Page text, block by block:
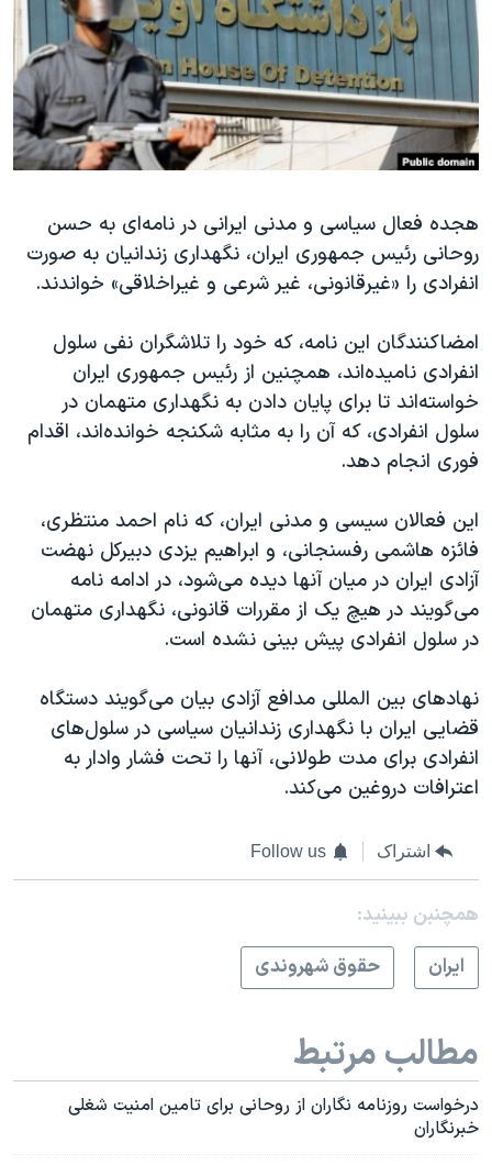
فرهنگ و زندگی
حقوق شهروندی
اقتصادی
علم و فناوری
گالری عکس
آرشیو پخش زنده
مستندها
انتخابات ریاست جمهوری آمریکا ۲۰۲۴
حمله جمهوری اسلامی به اسرائیل
رمز مهسا
اعتراضات زن، زندگی، آزادی
مجموعه مستندهای دادخواهی
تریبونال مردمی آبان ۹۸
دادگاه حمید نوری
چهل سال گروگان‌گیری
قانون شفافیت دارائی کادر رهبری ایران
اعتراضات مردمی آبان ۹۸
نرگس محمدی برنده جایزه نوبل صلح
همایش محافظه‌کاران آمریکا «سی‌پک»
صفحه‌های ویژه
سفر پرزیدنت ترامپ به چین
دنبال کنید
زبانهای مختلف
هجده فعال سیاسی و مدنی ایرانی در نامه‌‌ای به حسن
روحانی رئیس جمهوری ایران، نگهداری زندانیان به صورت
انفرادی را «غیرقانونی، غیر شرعی و غیراخلاقی» خواندند.
امضاکنندگان این نامه، که خود را تلاشگران نفی سلول
انفرادی نامیده‌اند، همچنین از رئیس جمهوری ایران
خواسته‌اند تا برای پایان دادن به نگهداری متهمان در
سلول انفرادی، که آن را به مثابه شکنجه خوانده‌اند، اقدام
فوری انجام دهد.
این فعالان سیسی و مدنی ایران، که نام احمد منتظری،
فائزه هاشمی رفسنجانی، و ابراهیم یزدی دبیرکل نهضت
آزادی ایران در میان آنها دیده می‌شود، در ادامه نامه
می‌گویند در هیچ یک از مقررات قانونی، نگهداری متهمان
در سلول انفرادی پیش بینی نشده است.
نهادهای بین المللی مدافع آزادی بیان می‌گویند دستگاه
قضایی ایران با نگهداری زندانیان سیاسی در سلول‌های
انفرادی برای مدت طولانی، آنها را تحت فشار وادار به
اعترافات دروغین می‌کند.
اشتراک Follow us
همچنبن ببینید:
ايران
حقوق شهروندی
مطالب مرتبط
درخواست روزنامه نگاران از روحانی برای تامین امنیت شغلی
خبرنگاران